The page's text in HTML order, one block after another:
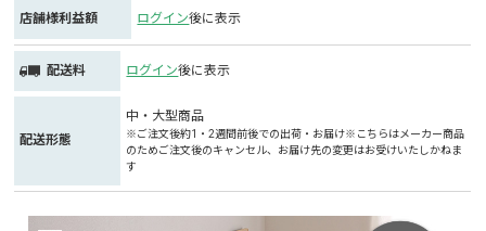
店舗様利益額 ログイン後に表示
配送料 ログイン後に表示
配送形態
中・大型商品
※ご注文後約1・2週間前後での出荷・お届け※こちらはメーカー商品
のためご注文後のキャンセル、お届け先の変更はお受けいたしかねま
す